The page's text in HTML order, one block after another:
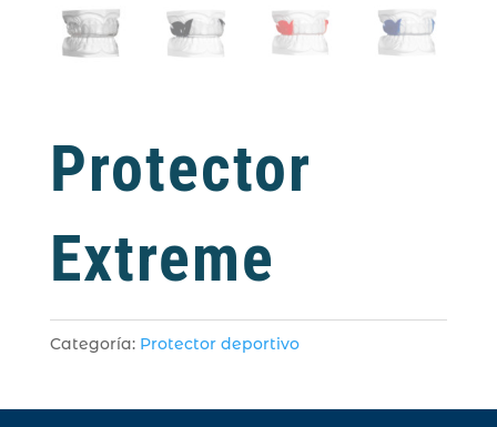
Protector
Extreme
Categoría: Protector deportivo